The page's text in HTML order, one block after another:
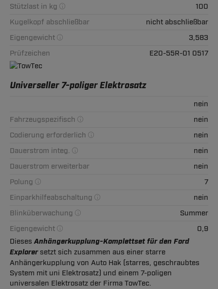
Stützlast in kg
100
Kugelkopf abschließbar
nicht abschließbar
Eigengewicht
3,583
Prüfzeichen
E20-55R-01 0517
Universeller 7-poliger Elektrosatz
nein
Fahrzeugspezifisch
nein
Codierung erforderlich
nein
Dauerstrom integ.
nein
Dauerstrom erweiterbar
nein
Polung
7
Einparkhilfeabschaltung
nein
Blinküberwachung
Summer
Eigengewicht
0,9
DiesesAnhängerkupplung-Komplettset für den Ford
Explorersetzt sich zusammen aus einer starre
Anhängerkupplung von Auto Hak (starres, geschraubtes
System mit uni Elektrosatz) und einem 7-poligen
universalen Elektrosatz der Firma TowTec.